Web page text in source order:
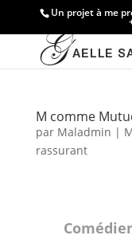
Un projet à me
M comme
par Maladmin |
rassurant